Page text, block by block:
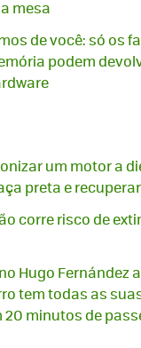
mesa
de você: só os
podem
um motor a
preta e
corre risco de
Hugo Fernández
tem todas as
minutos de